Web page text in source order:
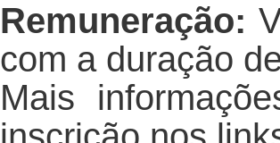
Remuneração:
com a duração
Mais